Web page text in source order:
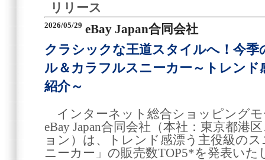
リリース
2026/05/29 eBay Japan合同会社
クラシックな王道スタイルへ！今
ル＆カラフルスニーカー～トレンド
紹介～
インターネット総合ショッピングモ
eBay Japan合同会社（本社：東京都港
ョン）は、トレンド感漂う主役級の
ニーカー」の販売数TOP5*を発表いた